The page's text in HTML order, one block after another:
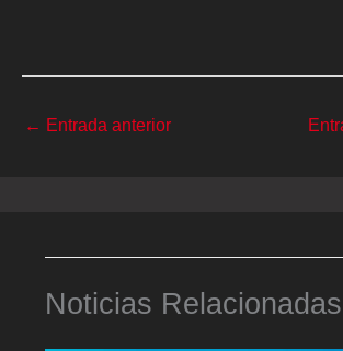
← Entrada anterior
Noticias Relacionadas